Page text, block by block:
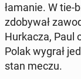
ła­ma­nie. W
zdo­by­wał
Hur­ka­cza, Paul
Polak wygrał
stan meczu.